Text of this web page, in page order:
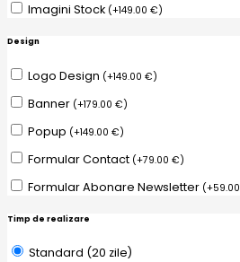
Imagini Stock (+149.00 €)
Design
Logo Design (+149.00 €)
Banner (+179.00 €)
Popup (+149.00 €)
Formular Contact (+79.00 €)
Formular Abonare Newsletter (+59.00
Timp de realizare
Standard (20 zile)